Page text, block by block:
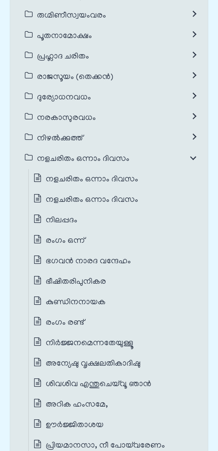
രുഗ്മിണീസ്വയംവരം
പൂതനാമോക്ഷം
പ്രഹ്ലാദ ചരിതം
രാജസൂയം (തെക്കൻ)
ദുര്യോധനവധം
നരകാസുരവധം
നിഴൽക്കുത്ത്
നളചരിതം ഒന്നാം ദിവസം
നളചരിതം ഒന്നാം ദിവസം
നളചരിതം ഒന്നാം ദിവസം
നിലപ്പദം
രംഗം ഒന്ന്
ഭഗവന്‍ നാരദ വന്ദേഹം
ഭീഷിതരിപുനികര
കുണ്ഡിനനായക
രംഗം രണ്ട്
നിർജ്ജനമെന്നതേയുള്ളൂ
അന്യേഷു വൃക്ഷലതികാദിഷു
ശിവശിവ എന്തുചെയ്‌വൂ ഞാൻ
അറിക ഹംസമേ,
ഊർജ്ജിതാശയ
പ്രിയമാനസാ, നീ പോയ്‌വരേണം